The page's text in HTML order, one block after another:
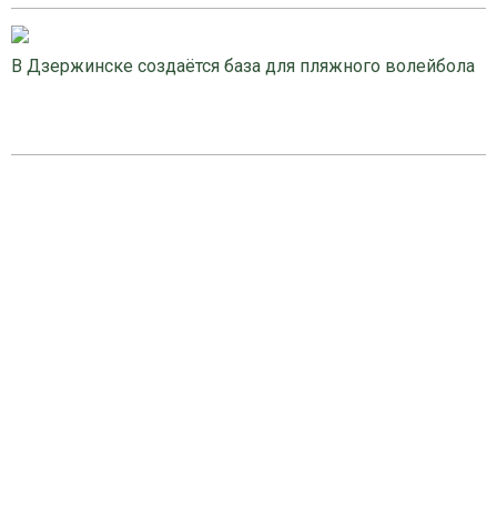
В Дзержинске создаётся база для пляжного волейбола